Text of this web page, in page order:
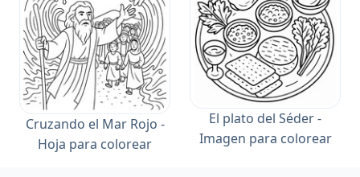
Cruzando el Mar Rojo -
Hoja para colorear
El plato del Séder -
Imagen para colorear